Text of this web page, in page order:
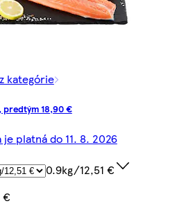
kategórie
predtým 18,90 €
je platná do 11. 8. 2026
0.9kg/12,51 €
€